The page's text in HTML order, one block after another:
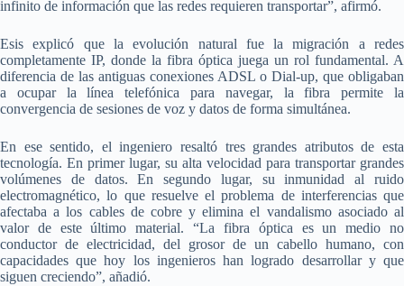
infinito de información que las redes requieren transportar”, afirmó.
Esis explicó que la evolución natural fue la migración a redes
completamente IP, donde la fibra óptica juega un rol fundamental. A
diferencia de las antiguas conexiones ADSL o Dial-up, que obligaban
a ocupar la línea telefónica para navegar, la fibra permite la
convergencia de sesiones de voz y datos de forma simultánea.
En ese sentido, el ingeniero resaltó tres grandes atributos de esta
tecnología. En primer lugar, su alta velocidad para transportar grandes
volúmenes de datos. En segundo lugar, su inmunidad al ruido
electromagnético, lo que resuelve el problema de interferencias que
afectaba a los cables de cobre y elimina el vandalismo asociado al
valor de este último material. “La fibra óptica es un medio no
conductor de electricidad, del grosor de un cabello humano, con
capacidades que hoy los ingenieros han logrado desarrollar y que
siguen creciendo”, añadió.